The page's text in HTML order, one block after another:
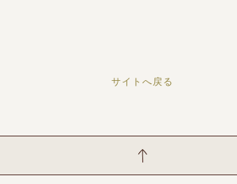
サイトへ戻る